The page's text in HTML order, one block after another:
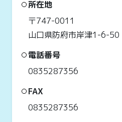
所在地
〒747-0011
山口県防府市岸津1-6-50
電話番号
0835287356
FAX
0835287356